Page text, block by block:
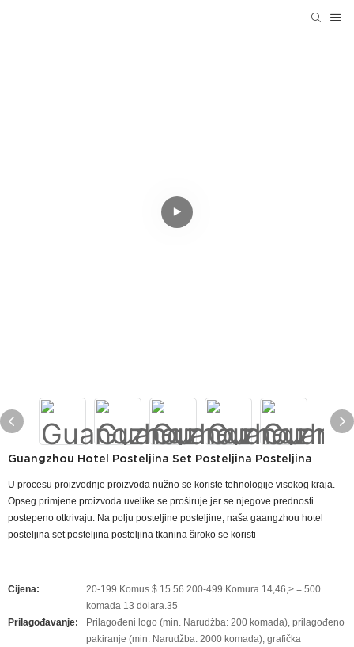
Guangzhou Hotel Posteljina Set Posteljina Posteljina
U procesu proizvodnje proizvoda nužno se koriste tehnologije visokog kraja.
Opseg primjene proizvoda uvelike se proširuje jer se njegove prednosti
postepeno otkrivaju. Na polju posteljine posteljine, naša gaangzhou hotel
posteljina set posteljina posteljina tkanina široko se koristi
Cijena:
20-199 Komus $ 15.56.200-499 Komura 14,46,> = 500
komada 13 dolara.35
Prilagođavanje:
Prilagođeni logo (min. Narudžba: 200 komada), prilagođeno
pakiranje (min. Narudžba: 2000 komada), grafička